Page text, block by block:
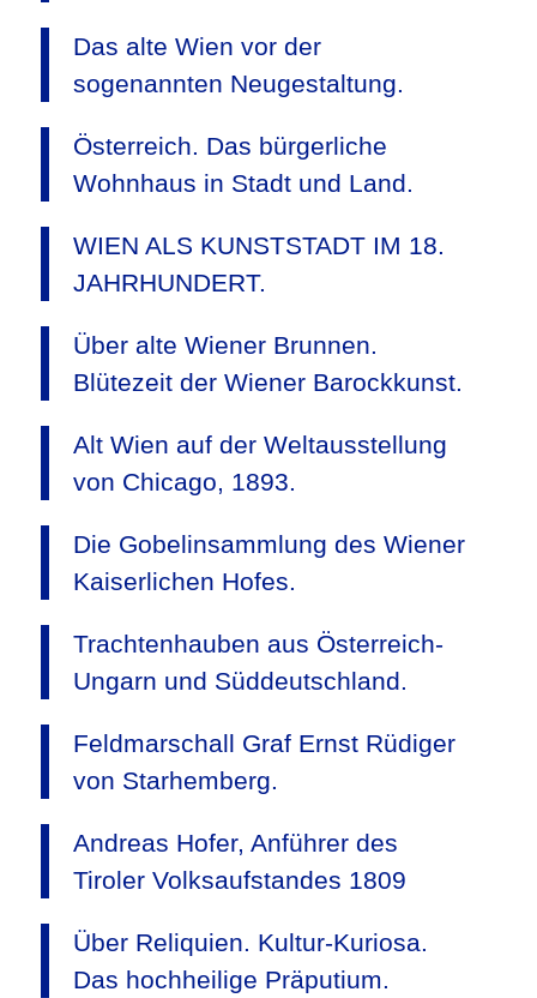
Das alte Wien vor der
sogenannten Neugestaltung.
Österreich. Das bürgerliche
Wohnhaus in Stadt und Land.
WIEN ALS KUNSTSTADT IM 18.
JAHRHUNDERT.
Über alte Wiener Brunnen.
Blütezeit der Wiener Barockkunst.
Alt Wien auf der Weltausstellung
von Chicago, 1893.
Die Gobelinsammlung des Wiener
Kaiserlichen Hofes.
Trachtenhauben aus Österreich-
Ungarn und Süddeutschland.
Feldmarschall Graf Ernst Rüdiger
von Starhemberg.
Andreas Hofer, Anführer des
Tiroler Volksaufstandes 1809
Über Reliquien. Kultur-Kuriosa.
Das hochheilige Präputium.